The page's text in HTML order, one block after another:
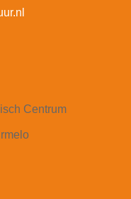
Centrum